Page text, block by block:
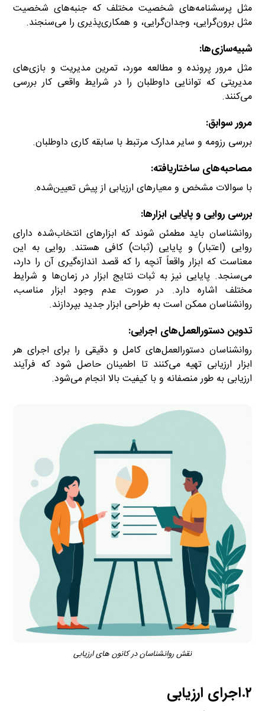
مثل پرسشنامه‌های شخصیت مختلف که جنبه‌های شخصیت
مثل برون‌گرایی، وجدان‌گرایی، و همکاری‌پذیری را می‌سنجند.
شبیه‌سازی‌ها:
مثل مرور پرونده و مطالعه مورد، تمرین مدیریت و بازی‌های
مدیریتی که توانایی داوطلبان را در شرایط واقعی کار بررسی
می‌کنند.
مرور سوابق:
بررسی رزومه و سایر مدارک مرتبط با سابقه کاری داوطلبان.
مصاحبه‌های ساختاریافته:
با سوالات مشخص و معیارهای ارزیابی از پیش تعیین‌شده.
بررسی روایی و پایایی ابزارها:
روانشناسان باید مطمئن شوند که ابزارهای انتخاب‌شده دارای
روایی (اعتبار) و پایایی (ثبات) کافی هستند. روایی به این
معناست که ابزار واقعاً آنچه را که قصد اندازه‌گیری آن را دارد،
می‌سنجد. پایایی نیز به ثبات نتایج ابزار در زمان‌ها و شرایط
مختلف اشاره دارد. در صورت عدم وجود ابزار مناسب،
روانشناسان ممکن است به طراحی ابزار جدید بپردازند.
تدوین دستورالعمل‌های اجرایی:
روانشناسان دستورالعمل‌های کامل و دقیقی را برای اجرای هر
ابزار ارزیابی تهیه می‌کنند تا اطمینان حاصل شود که فرآیند
ارزیابی به طور منصفانه و با کیفیت بالا انجام می‌شود.
نقش روانشناسان در کانون های ارزیابی
۲.اجرای ارزیابی